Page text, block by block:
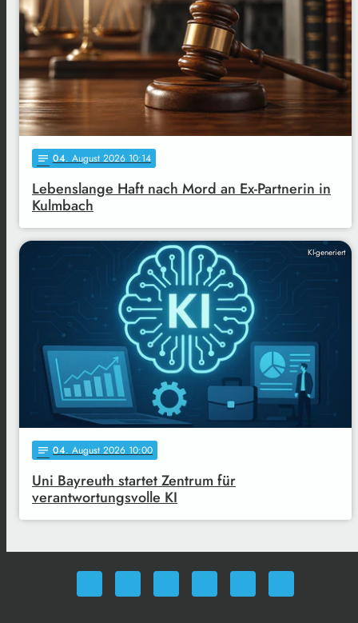
notes 04. August 2026 10:14
Lebenslange Haft nach Mord an Ex-Partnerin in
Kulmbach
KI-generiert
notes 04. August 2026 10:00
Uni Bayreuth startet Zentrum für
verantwortungsvolle KI